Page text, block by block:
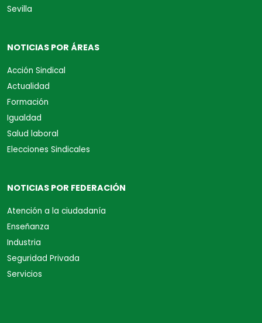
Sevilla
NOTICIAS POR ÁREAS
Acción Sindical
Actualidad
Formación
Igualdad
Salud laboral
Elecciones Sindicales
NOTICIAS POR FEDERACIÓN
Atención a la ciudadanía
Enseñanza
Industria
Seguridad Privada
Servicios